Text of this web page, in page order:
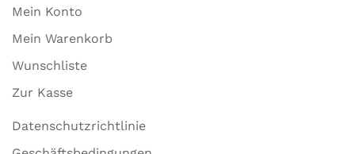
Mein Konto
Mein Warenkorb
Wunschliste
Zur Kasse
Datenschutzrichtlinie